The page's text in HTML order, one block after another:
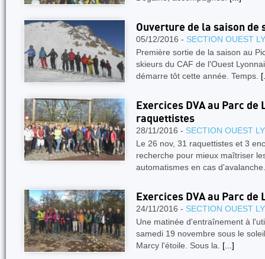
Ouverture de la saison de
05/12/2016 - SECTION OUEST
Première sortie de la saison au
skieurs du CAF de l'Ouest
démarre tôt cette année. Temps.
Exercices DVA au Parc
raquettistes
28/11/2016 - SECTION OUEST
Le 26 nov, 31 raquettistes et 3
recherche pour mieux maîtriser
automatismes en cas
Exercices DVA au Parc de
24/11/2016 - SECTION OUEST
Une matinée d'entraînement à
samedi 19 novembre sous le
Marcy l'étoile. Sous la. [...]